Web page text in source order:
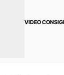
VIDEO